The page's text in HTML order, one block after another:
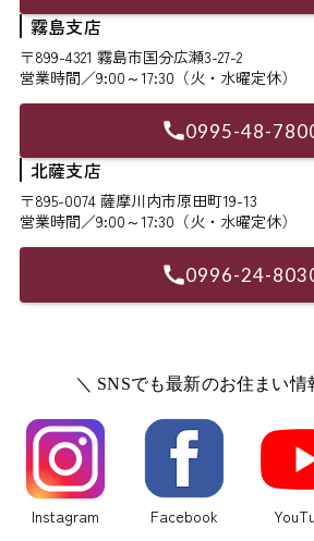
霧島支店
〒899-4321 霧島市国分広瀬3-27-2
営業時間／9:00～17:30（火・水曜定休）
0995-48-
北薩支店
〒895-0074 薩摩川内市原田町19-13
営業時間／9:00～17:30（火・水曜定休）
0996-24-
＼ SNSでも最新のお住まい情
Instagram Facebook